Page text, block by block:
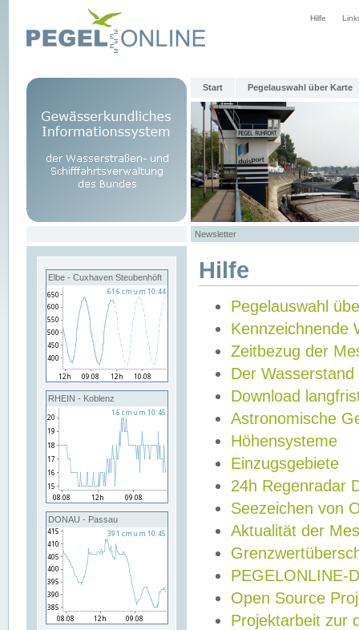
Hilfe
Start Pegelauswahl über Karte
Newsletter
Elbe - Cuxhaven Steubenhöft
RHEIN - Koblenz
DONAU - Passau
Hilfe
Pegelauswahl
Kennzeichnende
Zeitbezug der
Der Wasserstand
Download
Astronomische
Höhensysteme
Einzugsgebiete
24h Regenradar
Seezeichen von
Aktualität der
PEGELONLINE-
Open Source
Projektarbeit zur